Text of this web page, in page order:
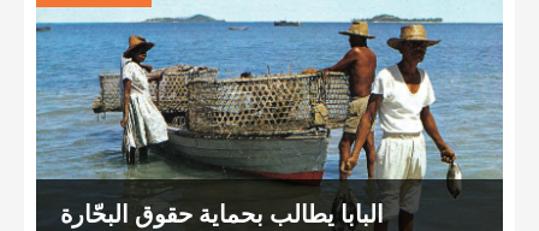
البابا يطالب بحماية حقوق البحّارة